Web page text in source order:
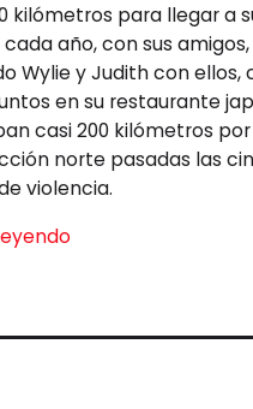
kilómetros para llegar a
año, con sus
Wylie y Judith con
en su restaurante
casi 200 kilómetros
norte pasadas las
violencia.